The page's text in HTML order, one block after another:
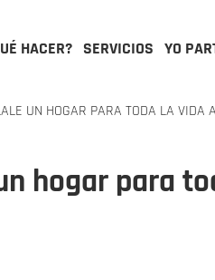
HACER? SERVICIOS YO
UN HOGAR PARA TODA LA VIDA
hogar para